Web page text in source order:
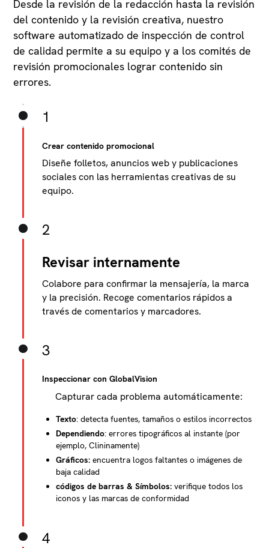
Desde la revisión de la redacción hasta la revisión
del contenido y la revisión creativa, nuestro
software automatizado de inspección de control
de calidad permite a su equipo y a los comités de
revisión promocionales lograr contenido sin
errores.
1
Crear contenido promocional
Diseñe folletos, anuncios web y publicaciones
sociales con las herramientas creativas de su
equipo.
2
Revisar internamente
Colabore para confirmar la mensajería, la marca
y la precisión. Recoge comentarios rápidos a
través de comentarios y marcadores.
3
Inspeccionar con GlobalVision
Capturar cada problema automáticamente:
Texto: detecta fuentes, tamaños o estilos incorrectos
Dependiendo: errores tipográficos al instante (por
ejemplo, Clininamente)
Gráficos:encuentra logos faltantes o imágenes de
baja calidad
códigos de barras & Símbolos:verifique todos los
iconos y las marcas de conformidad
4